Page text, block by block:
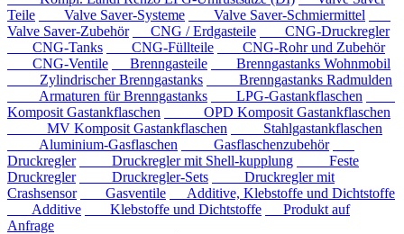
Teile
Valve Saver-Systeme
Valve Saver-Schmiermittel
Valve Saver-Zubehör
CNG / Erdgasteile
CNG-Druckregler
CNG-Tanks
CNG-Füllteile
CNG-Rohr und Zubehör
CNG-Ventile
Brenngasteile
Brenngastanks Wohnmobil
Zylindrischer Brenngastanks
Brenngastanks Radmulden
Armaturen für Brenngastanks
LPG-Gastankflaschen
Komposit Gastankflaschen
OPD Komposit Gastankflaschen
MV Komposit Gastankflaschen
Stahlgastankflaschen
Aluminium-Gasflaschen
Gasflaschenzubehör
Druckregler
Druckregler mit Shell-kupplung
Feste
Druckregler
Druckregler-Sets
Druckregler mit
Crashsensor
Gasventile
Additive, Klebstoffe und Dichtstoffe
Additive
Klebstoffe und Dichtstoffe
Produkt auf
Anfrage